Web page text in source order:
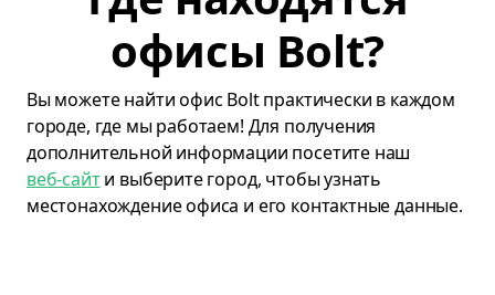
офисы Bolt?
Вы можете найти офис Bolt практически в каждом
городе, где мы работаем! Для получения
дополнительной информации посетите наш
веб-сайти выберите город, чтобы узнать
местонахождение офиса и его контактные данные.